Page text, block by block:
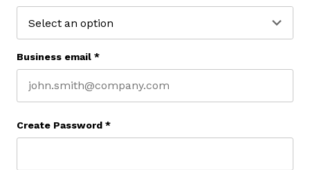
Business email *
Create Password *